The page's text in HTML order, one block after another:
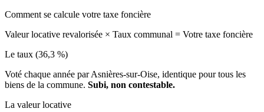
Comment se calcule votre taxe foncière
Valeur locative revalorisée × Taux communal = Votre taxe foncière
Le taux (36,3 %)
Voté chaque année par Asnières-sur-Oise, identique pour tous les
biens de la commune. Subi, non contestable.
La valeur locative